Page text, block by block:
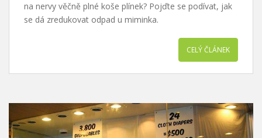
na nervy věčně plné koše plínek? Pojďte se podívat, jak
se dá zredukovat odpad u miminka.
CELÝ ČLÁNEK